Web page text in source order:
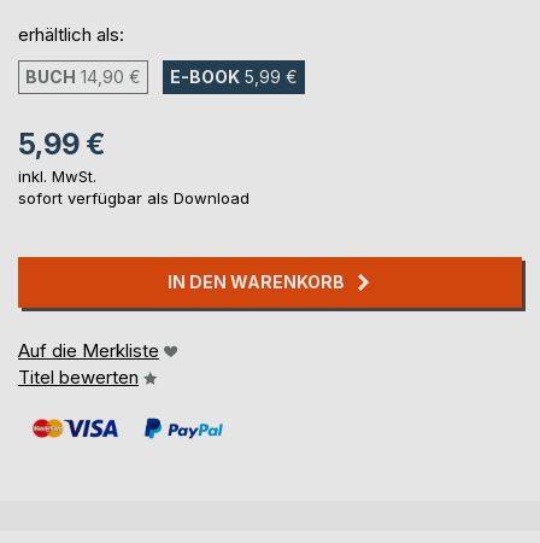
erhältlich als:
BUCH 14,90 € E-BOOK 5,99 €
5,99 €
inkl. MwSt.
sofort verfügbar als Download
IN DEN WARENKORB
Auf die Merkliste
Titel bewerten